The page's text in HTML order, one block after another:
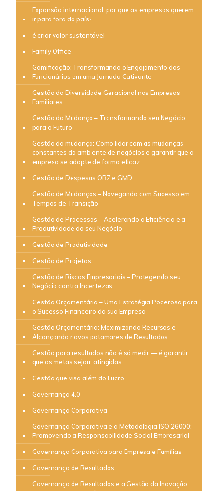
Expansão internacional: por que as empresas querem
ir para fora do país?
é criar valor sustentável
Family Office
Gamificação: Transformando o Engajamento dos
Funcionários em uma Jornada Cativante
Gestão da Diversidade Geracional nas Empresas
Familiares
Gestão da Mudança – Transformando seu Negócio
para o Futuro
Gestão da mudança: Como lidar com as mudanças
constantes do ambiente de negócios e garantir que a
empresa se adapte de forma eficaz
Gestão de Despesas OBZ e GMD
Gestão de Mudanças – Navegando com Sucesso em
Tempos de Transição
Gestão de Processos – Acelerando a Eficiência e a
Produtividade do seu Negócio
Gestão de Produtividade
Gestão de Projetos
Gestão de Riscos Empresariais – Protegendo seu
Negócio contra Incertezas
Gestão Orçamentária – Uma Estratégia Poderosa para
o Sucesso Financeiro da sua Empresa
Gestão Orçamentária: Maximizando Recursos e
Alcançando novos patamares de Resultados
Gestão para resultados não é só medir — é garantir
que as metas sejam atingidas
Gestão que visa além do Lucro
Governança 4.0
Governança Corporativa
Governança Corporativa e a Metodologia ISO 26000:
Promovendo a Responsabilidade Social Empresarial
Governança Corporativa para Empresa e Famílias
Governança de Resultados
Governança de Resultados e a Gestão da Inovação: